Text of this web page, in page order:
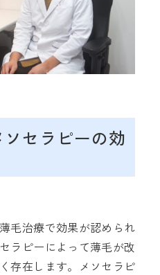
セラピーの効
毛治療で効果が認められ
ラピーによって薄毛が改
存在します。メソセラピ